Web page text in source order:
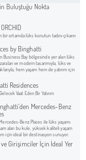
Buluştuğu Nokta
ortamda lüks konutun tadını çıkarın
by Binghatti
Business Bay bölgesinde yer alan lüks
ve modern tasarımıyla, lüks ve
hem yaşam hem de yatırım için
Residences
Vaat Eden Bir Yatırım
Mercedes-Benz
Benz Places ile lüks yaşamı
alan bu kule, yüksek kaliteli yaşam
için ideal bir destinasyon sunuyor.
ve Girişimciler İçin İdeal Yer